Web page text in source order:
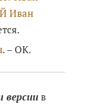
Иван
. – ОК.
версиив